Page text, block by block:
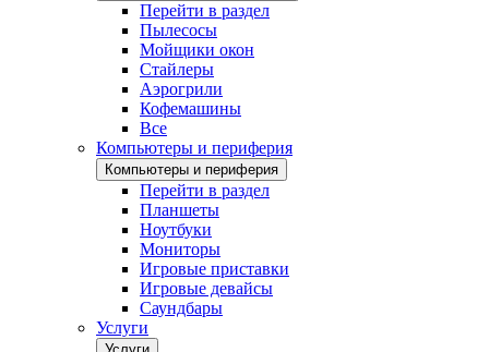
Перейти в раздел
Пылесосы
Мойщики окон
Стайлеры
Аэрогрили
Кофемашины
Все
Компьютеры и периферия
Компьютеры и периферия
Перейти в раздел
Планшеты
Ноутбуки
Мониторы
Игровые приставки
Игровые девайсы
Саундбары
Услуги